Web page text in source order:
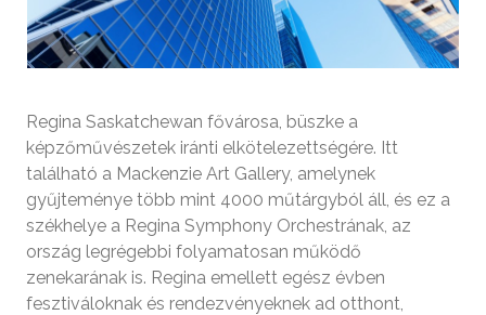
Regina Saskatchewan fővárosa, büszke a
képzőművészetek iránti elkötelezettségére. Itt
található a Mackenzie Art Gallery, amelynek
gyűjteménye több mint 4000 műtárgyból áll, és ez a
székhelye a Regina Symphony Orchestrának, az
ország legrégebbi folyamatosan működő
zenekarának is. Regina emellett egész évben
fesztiváloknak és rendezvényeknek ad otthont,